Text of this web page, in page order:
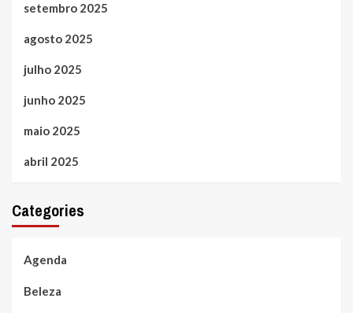
setembro 2025
agosto 2025
julho 2025
junho 2025
maio 2025
abril 2025
Categories
Agenda
Beleza